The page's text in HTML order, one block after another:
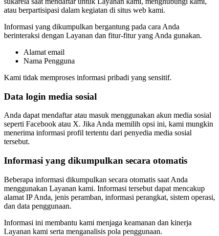
atau berpartisipasi dalam kegiatan di situs web kami.
Informasi yang dikumpulkan bergantung pada cara Anda
berinteraksi dengan Layanan dan fitur-fitur yang Anda gunakan.
Alamat email
Nama Pengguna
Kami tidak memproses informasi pribadi yang sensitif.
Data login media sosial
Anda dapat mendaftar atau masuk menggunakan akun media sosial
seperti Facebook atau X. Jika Anda memilih opsi ini, kami mungkin
menerima informasi profil tertentu dari penyedia media sosial
tersebut.
Informasi yang dikumpulkan secara otomatis
Beberapa informasi dikumpulkan secara otomatis saat Anda
menggunakan Layanan kami. Informasi tersebut dapat mencakup
alamat IP Anda, jenis peramban, informasi perangkat, sistem operasi,
dan data penggunaan.
Informasi ini membantu kami menjaga keamanan dan kinerja
Layanan kami serta menganalisis pola penggunaan.